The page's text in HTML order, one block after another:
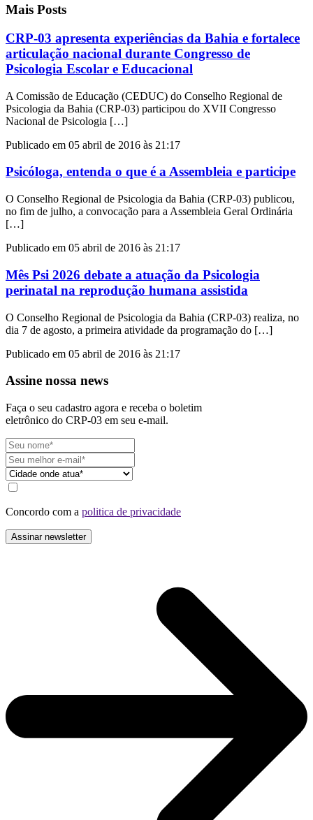
Mais Posts
CRP-03 apresenta experiências da Bahia e fortalece
articulação nacional durante Congresso de
Psicologia Escolar e Educacional
A Comissão de Educação (CEDUC) do Conselho Regional de
Psicologia da Bahia (CRP-03) participou do XVII Congresso
Nacional de Psicologia […]
Publicado em 05 abril de 2016 às 21:17
Psicóloga, entenda o que é a Assembleia e participe
O Conselho Regional de Psicologia da Bahia (CRP-03) publicou,
no fim de julho, a convocação para a Assembleia Geral Ordinária
[…]
Publicado em 05 abril de 2016 às 21:17
Mês Psi 2026 debate a atuação da Psicologia
perinatal na reprodução humana assistida
O Conselho Regional de Psicologia da Bahia (CRP-03) realiza, no
dia 7 de agosto, a primeira atividade da programação do […]
Publicado em 05 abril de 2016 às 21:17
Assine nossa news
Faça o seu cadastro agora e receba o boletim
eletrônico do CRP-03 em seu e-mail.
Concordo com a politica de privacidade